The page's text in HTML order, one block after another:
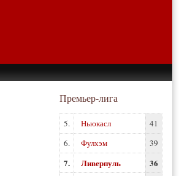
Премьер-лига
5. Ньюкасл
41
6.
Фулхэм 39
7. Ливерпуль 36